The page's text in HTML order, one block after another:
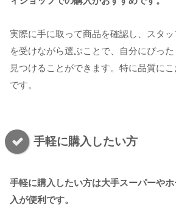
実際に手に取って商品を確認し、スタ
を受けながら選ぶことで、自分にぴっ
見つけることができます。特に品質に
です。
手軽に購入したい方
手軽に購入したい方は大手スーパーや
入が便利です。